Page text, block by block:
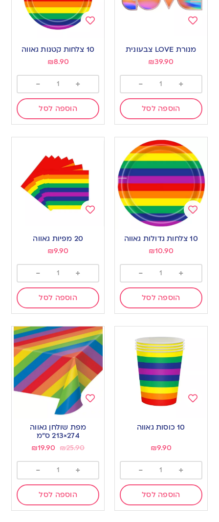
toמנורת LOVE צבעונית
₪39.90
+
-
הוספה לסל
to10 צלחות קטנות גאווה
₪8.90
+
-
הוספה לסל
to
wishlist
10 צלחות גדולות גאווה
₪10.90
+
-
הוספה לסל
wishlist
20 מפיות גאווה
₪9.90
+
-
הוספה לסל
10 כוסות גאווה
₪9.90
+
-
הוספה לסל
wishlist
מפת שולחן גאווה
274×213 ס”מ
₪25.90
₪19.90
+
-
הוספה לסל